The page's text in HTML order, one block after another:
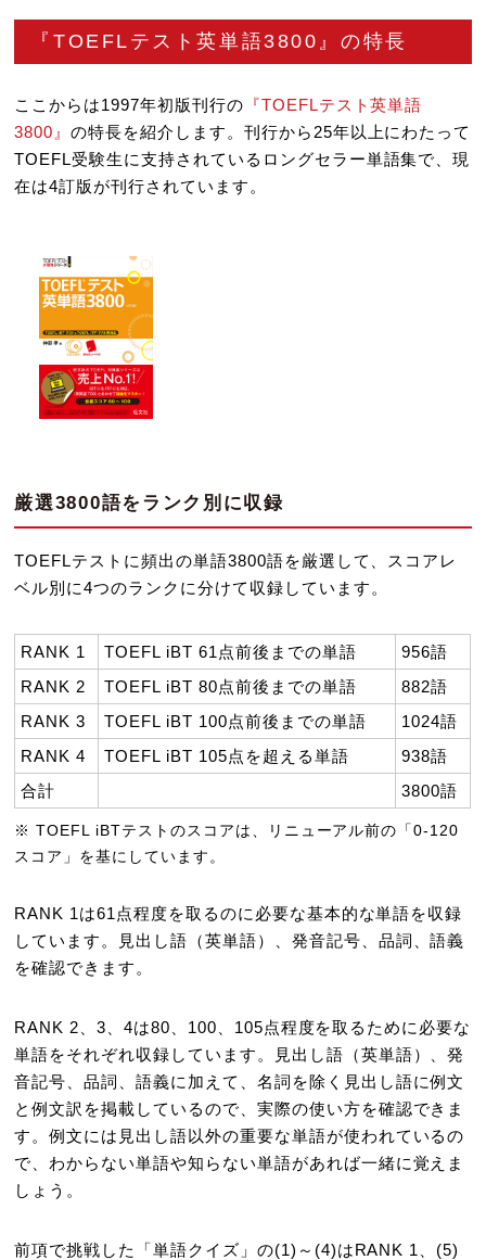
『TOEFLテスト英単語3800』の特長
ここからは1997年初版刊行の 『TOEFLテスト英単語
3800』の特長を紹介します。刊行から25年以上にわたって
TOEFL受験生に支持されているロングセラー単語集で、現
在は4訂版が刊行されています。
厳選3800語をランク別に収録
TOEFLテストに頻出の単語3800語を厳選して、スコアレ
ベル別に4つのランクに分けて収録しています。
RANK 1 TOEFL iBT 61点前後までの単語
956語
RANK 2
TOEFL iBT 80点前後までの単語
882語
RANK 3
TOEFL iBT 100点前後までの単語
1024語
RANK 4
TOEFL iBT 105点を超える単語
938語
合計
3800語
※ TOEFL iBTテストのスコアは、リニューアル前の「0-120
スコア」を基にしています。
RANK 1は61点程度を取るのに必要な基本的な単語を収録
しています。見出し語（英単語）、発音記号、品詞、語義
を確認できます。
RANK 2、3、4は80、100、105点程度を取るために必要な
単語をそれぞれ収録しています。見出し語（英単語）、発
音記号、品詞、語義に加えて、名詞を除く見出し語に例文
と例文訳を掲載しているので、実際の使い方を確認できま
す。例文には見出し語以外の重要な単語が使われているの
で、わからない単語や知らない単語があれば一緒に覚えま
しょう。
前項で挑戦した「単語クイズ」の(1)～(4)はRANK 1、(5)